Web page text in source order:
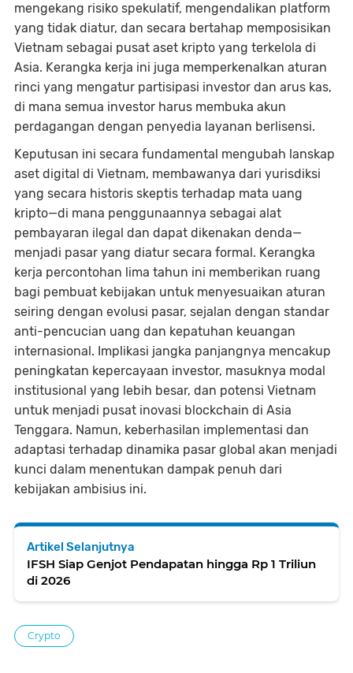
mengekang risiko spekulatif, mengendalikan platform
yang tidak diatur, dan secara bertahap memposisikan
Vietnam sebagai pusat aset kripto yang terkelola di
Asia. Kerangka kerja ini juga memperkenalkan aturan
rinci yang mengatur partisipasi investor dan arus kas,
di mana semua investor harus membuka akun
perdagangan dengan penyedia layanan berlisensi.
Keputusan ini secara fundamental mengubah lanskap
aset digital di Vietnam, membawanya dari yurisdiksi
yang secara historis skeptis terhadap mata uang
kripto—di mana penggunaannya sebagai alat
pembayaran ilegal dan dapat dikenakan denda—
menjadi pasar yang diatur secara formal. Kerangka
kerja percontohan lima tahun ini memberikan ruang
bagi pembuat kebijakan untuk menyesuaikan aturan
seiring dengan evolusi pasar, sejalan dengan standar
anti-pencucian uang dan kepatuhan keuangan
internasional. Implikasi jangka panjangnya mencakup
peningkatan kepercayaan investor, masuknya modal
institusional yang lebih besar, dan potensi Vietnam
untuk menjadi pusat inovasi blockchain di Asia
Tenggara. Namun, keberhasilan implementasi dan
adaptasi terhadap dinamika pasar global akan menjadi
kunci dalam menentukan dampak penuh dari
kebijakan ambisius ini.
Artikel Selanjutnya
IFSH Siap Genjot Pendapatan hingga Rp 1 Triliun
di 2026
Crypto